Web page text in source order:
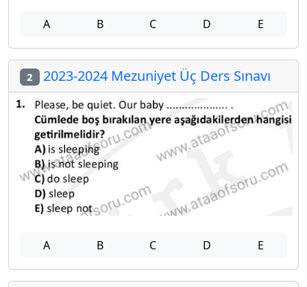
A B C D E
2 2023-2024 Mezuniyet Üç Ders Sınavı
A B C D E